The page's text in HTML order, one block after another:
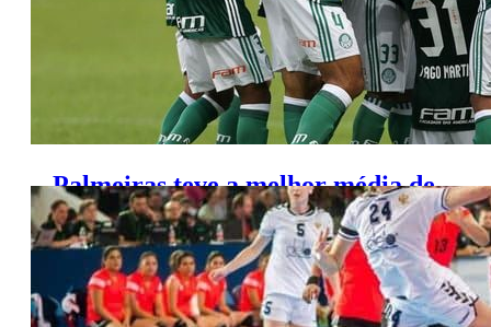
Palmeiras teve a melhor média de
audiência do Brasileirão em SP